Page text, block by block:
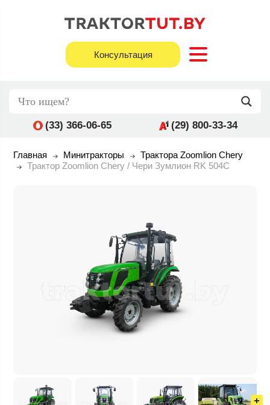
Консультация
(33) 366-06-65 (29) 800-33-34
Главная Минитракторы
Трактора Zoomlion Chery
Трактор Zoomlion Chery / Чери Зумлион RK 504C